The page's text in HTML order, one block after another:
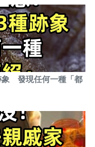
象 發現任何一種「都